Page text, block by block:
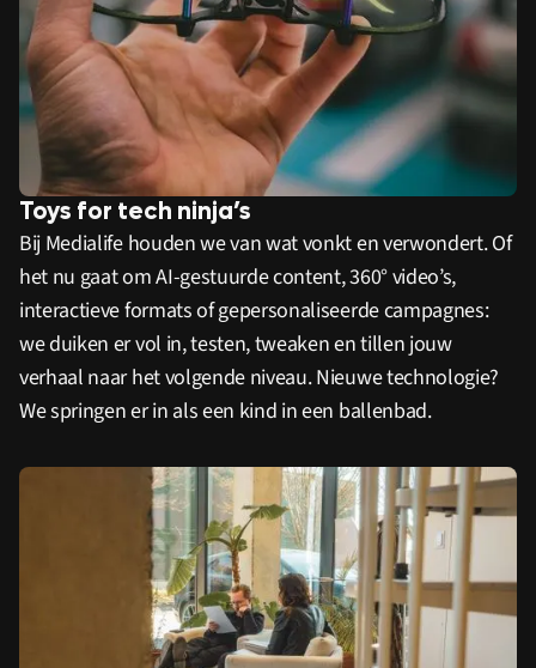
Toys for tech ninja’s
Bij Medialife houden we van wat vonkt en verwondert. Of
het nu gaat om AI-gestuurde content, 360° video’s,
interactieve formats of gepersonaliseerde campagnes:
we duiken er vol in, testen, tweaken en tillen jouw
verhaal naar het volgende niveau. Nieuwe technologie?
We springen er in als een kind in een ballenbad.